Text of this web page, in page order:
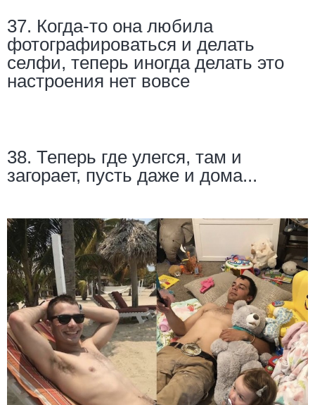
37. Когда-то она любила
фотографироваться и делать
селфи, теперь иногда делать это
настроения нет вовсе
38. Теперь где улегся, там и
загорает, пусть даже и дома...